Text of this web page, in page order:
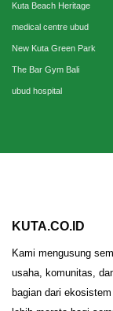
Kuta Beach Heritage
medical centre ubud
New Kuta Green Park
The Bar Gym Bali
ubud hospital
KUTA.CO.ID
Kami mengusung
usaha, komunitas,
bagian dari